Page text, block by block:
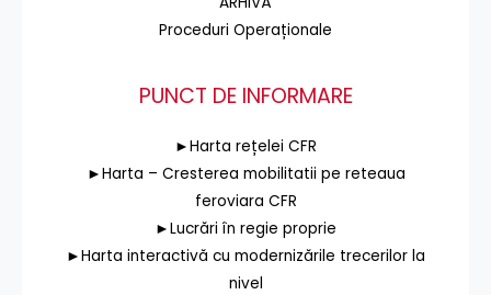
Proceduri Operaționale
PUNCT DE INFORMARE
►Harta rețelei CFR
►Harta – Cresterea mobilitatii pe reteaua
feroviara CFR
►Lucrări în regie proprie
►Harta interactivă cu modernizările trecerilor la
nivel